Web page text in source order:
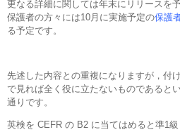
更なる詳細に関しては年末にリリースを
保護者の方々には10月に実施予定の保護
る予定です。
先述した内容との重複になりますが，付
で見れば全く役に立たないものであると
通りです。
英検を CEFR の B2 に当てはめると準1